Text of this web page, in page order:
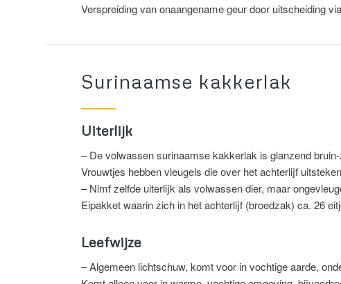
Verspreiding van onaangename geur door uitscheiding
Surinaamse kakkerlak
Uiterlijk
– De volwassen surinaamse kakkerlak is glanzend
Vrouwtjes hebben vleugels die over het achterlijf uitsteken
– Nimf zelfde uiterlijk als volwassen dier, maar
Eipakket waarin zich in het achterlijf (broedzak) ca. 26
Leefwijze
– Algemeen lichtschuw, komt voor in vochtige aarde,